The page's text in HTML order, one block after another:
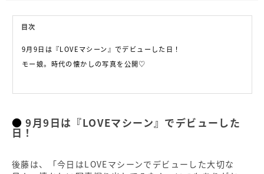
目次
9月9日は『LOVEマシーン』でデビューした日！
モー娘。時代の懐かしの写真を公開♡
9月9日は『LOVEマシーン』でデビューした
日！
後藤は、「今日はLOVEマシーンでデビューした大切な